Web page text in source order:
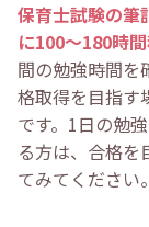
保育士試験の筆
に100〜180時
間の勉強時間を
格取得を目指す
です。1日の勉
る方は、合格を
てみてください。